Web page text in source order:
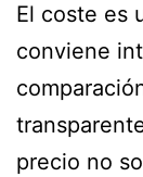
El coste es
conviene
precio no